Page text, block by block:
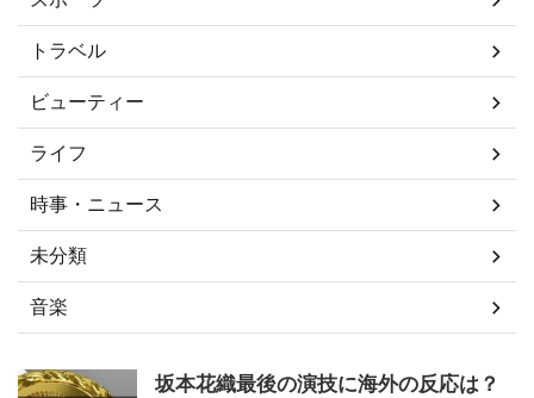
トラベル
ビューティー
ライフ
時事・ニュース
未分類
音楽
坂本花織最後の演技に海外の反応は？